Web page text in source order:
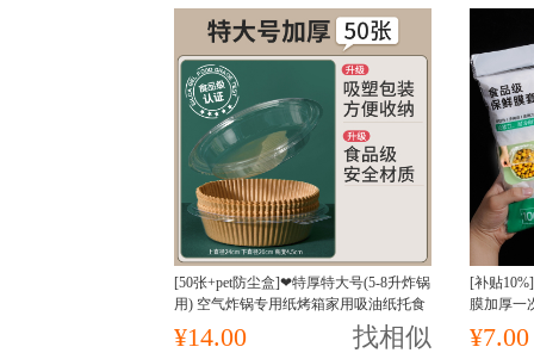
[50张+pet防尘盒]❤特厚特大号(5-8升炸锅
用) 空气炸锅专用纸烤箱家用吸油纸托食
品级硅油纸盘烘焙纸垫锡纸食物
¥14.00 找相似
[补贴
膜加厚一
¥7.00